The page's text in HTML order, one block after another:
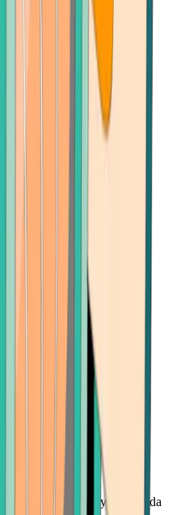
lo que se ajuste a tus
pago confiables y una sólida